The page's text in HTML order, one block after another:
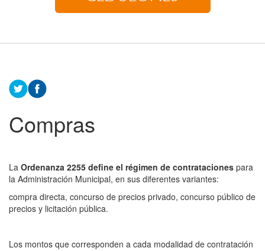
Compras
La Ordenanza 2255 define el régimen de contrataciones para
la Administración Municipal, en sus diferentes variantes:
compra directa, concurso de precios privado, concurso público de
precios y licitación pública.
Los montos que corresponden a cada modalidad de contratación